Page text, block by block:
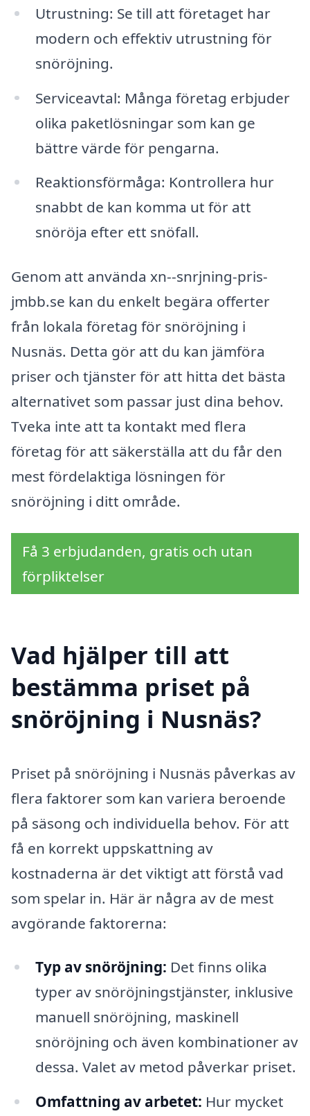
Utrustning: Se till att företaget har
modern och effektiv utrustning för
snöröjning.
Serviceavtal: Många företag erbjuder
olika paketlösningar som kan ge
bättre värde för pengarna.
Reaktionsförmåga: Kontrollera hur
snabbt de kan komma ut för att
snöröja efter ett snöfall.
Genom att använda xn--snrjning-pris-
jmbb.se kan du enkelt begära offerter
från lokala företag för snöröjning i
Nusnäs. Detta gör att du kan jämföra
priser och tjänster för att hitta det bästa
alternativet som passar just dina behov.
Tveka inte att ta kontakt med flera
företag för att säkerställa att du får den
mest fördelaktiga lösningen för
snöröjning i ditt område.
Få 3 erbjudanden, gratis och utan
förpliktelser
Vad hjälper till att
bestämma priset på
snöröjning i Nusnäs?
Priset på snöröjning i Nusnäs påverkas av
flera faktorer som kan variera beroende
på säsong och individuella behov. För att
få en korrekt uppskattning av
kostnaderna är det viktigt att förstå vad
som spelar in. Här är några av de mest
avgörande faktorerna:
Typ av snöröjning: Det finns olika
typer av snöröjningstjänster, inklusive
manuell snöröjning, maskinell
snöröjning och även kombinationer av
dessa. Valet av metod påverkar priset.
Omfattning av arbetet: Hur mycket